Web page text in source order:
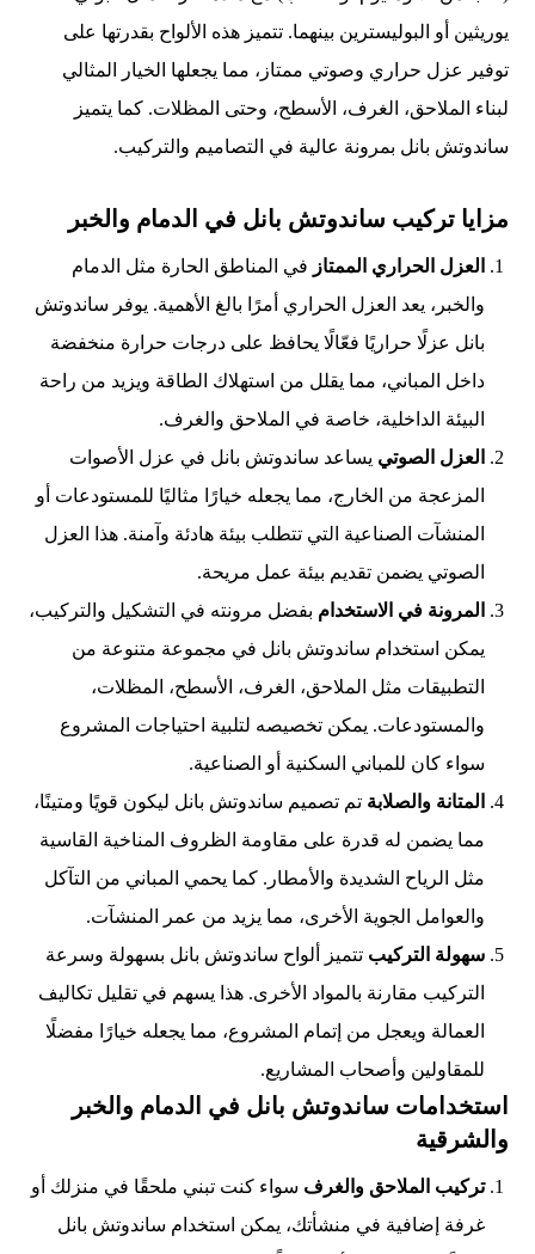
يوريثين أو البوليسترين بينهما. تتميز هذه الألواح بقدرتها على
توفير عزل حراري وصوتي ممتاز، مما يجعلها الخيار المثالي
لبناء الملاحق، الغرف، الأسطح، وحتى المظلات. كما يتميز
ساندوتش بانل بمرونة عالية في التصاميم والتركيب.
مزايا تركيب ساندوتش بانل في الدمام والخبر
العزل الحراري الممتاز في المناطق الحارة مثل الدمام
والخبر، يعد العزل الحراري أمرًا بالغ الأهمية. يوفر ساندوتش
بانل عزلًا حراريًا فعّالًا يحافظ على درجات حرارة منخفضة
داخل المباني، مما يقلل من استهلاك الطاقة ويزيد من راحة
البيئة الداخلية، خاصة في الملاحق والغرف.
العزل الصوتي يساعد ساندوتش بانل في عزل الأصوات
المزعجة من الخارج، مما يجعله خيارًا مثاليًا للمستودعات أو
المنشآت الصناعية التي تتطلب بيئة هادئة وآمنة. هذا العزل
الصوتي يضمن تقديم بيئة عمل مريحة.
المرونة في الاستخدام بفضل مرونته في التشكيل والتركيب،
يمكن استخدام ساندوتش بانل في مجموعة متنوعة من
التطبيقات مثل الملاحق، الغرف، الأسطح، المظلات،
والمستودعات. يمكن تخصيصه لتلبية احتياجات المشروع
سواء كان للمباني السكنية أو الصناعية.
المتانة والصلابة تم تصميم ساندوتش بانل ليكون قويًا ومتينًا،
مما يضمن له قدرة على مقاومة الظروف المناخية القاسية
مثل الرياح الشديدة والأمطار. كما يحمي المباني من التآكل
والعوامل الجوية الأخرى، مما يزيد من عمر المنشآت.
سهولة التركيب تتميز ألواح ساندوتش بانل بسهولة وسرعة
التركيب مقارنة بالمواد الأخرى. هذا يسهم في تقليل تكاليف
العمالة ويعجل من إتمام المشروع، مما يجعله خيارًا مفضلًا
للمقاولين وأصحاب المشاريع.
استخدامات ساندوتش بانل في الدمام والخبر
والشرقية
تركيب الملاحق والغرف سواء كنت تبني ملحقًا في منزلك أو
غرفة إضافية في منشأتك، يمكن استخدام ساندوتش بانل